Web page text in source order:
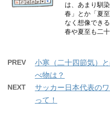
は、あまり馴
春」とか「夏
なく想像でき
春や夏至も二
PREV
小寒（二十四節気）
べ物は？
NEXT
サッカー日本代表の
って！